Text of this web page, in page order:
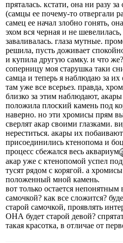
пряталась. кстати, она ни разу
(самцы ее почему-то отвергали
самец ее начал злобно гонять,
эхом вся черная и не
заваливалась. глаза мутные.
решила, пусть доживает
и купила другую самку. и что
соперницу моя старушка таки
самца и теперь я наблюдаю за
там уже все всерьез. правда,
близко за этим наблюдают,
положила плоский камень под
наверно. но эти хромисы прям
сверлят акар своими глазками.
нереститься. акары их
присоединились ктенопома и
процесс сбежался весь аквариум
акар уже с ктенопомой успел
тусят рядом с корягой. а
положенный мной камень.
вот только остается непонятным
самочкой? как все сложится?
старой самочкой, проявлять
ОНА будет старой девой?
такая красотка, в отличае от